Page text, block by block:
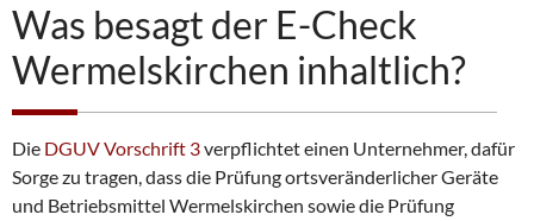
Was besagt der E-Check
Wermelskirchen inhaltlich?
Die DGUV Vorschrift 3verpflichtet einen Unternehmer, dafür
Sorge zu tragen, dass die Prüfung ortsveränderlicher Geräte
und Betriebsmittel Wermelskirchen sowie die Prüfung